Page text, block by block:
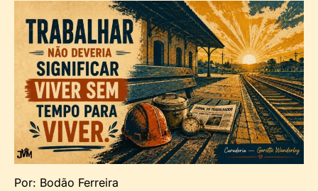
Por: Bodão Ferreira